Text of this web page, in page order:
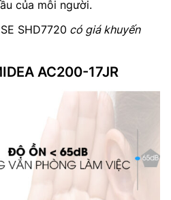
của mỗi người.
SHD7720 có giá khuyến
AC200-17JR